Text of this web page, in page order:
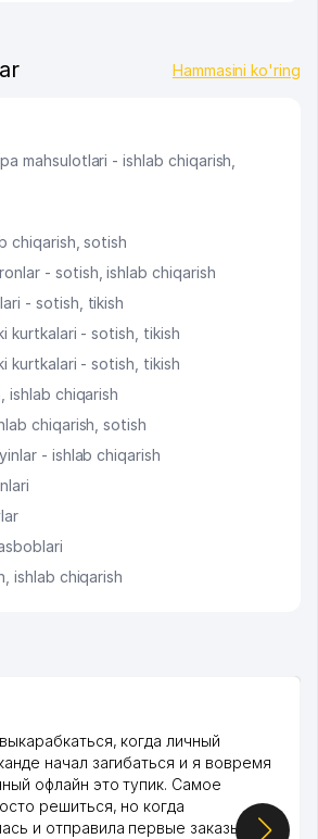
Hammasini ko'ring
mahsulotlari - ishlab chiqarish,
chiqarish, sotish
- sotish, ishlab chiqarish
- sotish, tikish
kurtkalari - sotish, tikish
kurtkalari - sotish, tikish
ishlab chiqarish
chiqarish, sotish
- ishlab chiqarish
ishlab chiqarish
когда личный
начал загибаться и я вовремя
офлайн это тупик. Самое
решиться, но когда
и отправила первые заказы,